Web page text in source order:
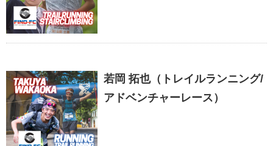
若岡 拓也（トレイルランニング/
アドベンチャーレース）